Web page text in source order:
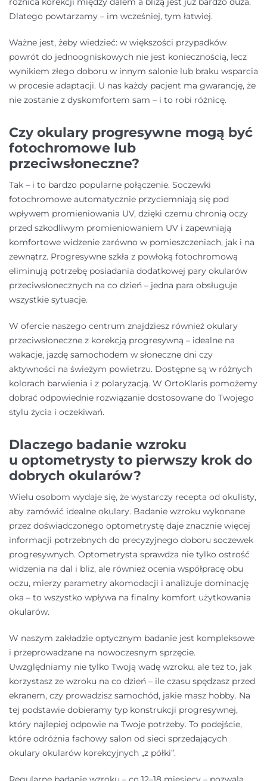
Dlatego powtarzamy – im wcześniej, tym łatwiej.
Ważne jest, żeby wiedzieć: w większości przypadków
powrót do jednoogniskowych nie jest koniecznością, lecz
wynikiem złego doboru w innym salonie lub braku wsparcia
w procesie adaptacji. U nas każdy pacjent ma gwarancję, że
nie zostanie z dyskomfortem sam – i to robi różnicę.
Czy okulary progresywne mogą być
fotochromowe lub
przeciwsłoneczne?
Tak – i to bardzo popularne połączenie. Soczewki
fotochromowe automatycznie przyciemniają się pod
wpływem promieniowania UV, dzięki czemu chronią oczy
przed szkodliwym promieniowaniem UV i zapewniają
komfortowe widzenie zarówno w pomieszczeniach, jak i na
zewnątrz. Progresywne szkła z powłoką fotochromową
eliminują potrzebę posiadania dodatkowej pary okularów
przeciwsłonecznych na co dzień – jedna para obsługuje
wszystkie sytuacje.
W ofercie naszego centrum znajdziesz również okulary
przeciwsłoneczne z korekcją progresywną – idealne na
wakacje, jazdę samochodem w słoneczne dni czy
aktywności na świeżym powietrzu. Dostępne są w różnych
kolorach barwienia i z polaryzacją. W OrtoKlaris pomożemy
dobrać odpowiednie rozwiązanie dostosowane do Twojego
stylu życia i oczekiwań.
Dlaczego badanie wzroku
u optometrysty to pierwszy krok do
dobrych okularów?
Wielu osobom wydaje się, że wystarczy recepta od okulisty,
aby zamówić idealne okulary. Badanie wzroku wykonane
przez doświadczonego optometrystę daje znacznie więcej
informacji potrzebnych do precyzyjnego doboru soczewek
progresywnych. Optometrysta sprawdza nie tylko ostrość
widzenia na dal i bliż, ale również ocenia współpracę obu
oczu, mierzy parametry akomodacji i analizuje dominację
oka – to wszystko wpływa na finalny komfort użytkowania
okularów.
W naszym zakładzie optycznym badanie jest kompleksowe
i przeprowadzane na nowoczesnym sprzęcie.
Uwzględniamy nie tylko Twoją wadę wzroku, ale też to, jak
korzystasz ze wzroku na co dzień – ile czasu spędzasz przed
ekranem, czy prowadzisz samochód, jakie masz hobby. Na
tej podstawie dobieramy typ konstrukcji progresywnej,
który najlepiej odpowie na Twoje potrzeby. To podejście,
które odróżnia fachowy salon od sieci sprzedających
okulary okularów korekcyjnych „z półki”.